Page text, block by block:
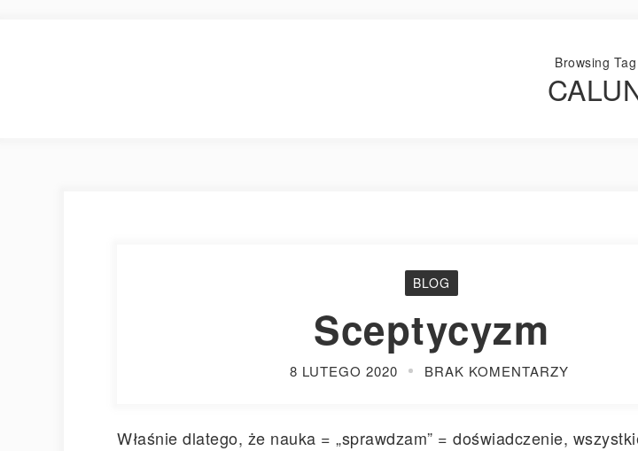
Browsing Tag
BLOG
Sceptycyzm
8 LUTEGO 2020 BRAK KOMENTARZY
Właśnie dlatego, że nauka = „sprawdzam” = doświadczenie,